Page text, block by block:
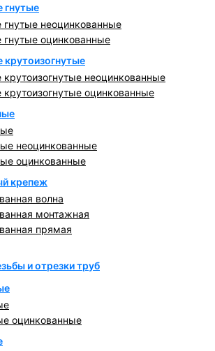
гнутые
неоцинкованные
оцинкованные
неоцинкованные
оцинкованные
неоцинкованные
оцинкованные
крепеж
волна
монтажная
прямая
и отрезки труб
оцинкованные